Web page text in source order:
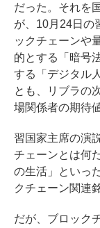
だった。それを
が、10月24日の
ックチェーンや
的とする「暗号
する「デジタル
とも、リブラの
場関係者の期待
習国家主席の演
チェーンとは何
の生活」といっ
クチェーン関連
だが、ブロック